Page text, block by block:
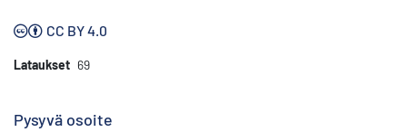
CC BY 4.0
Lataukset 69
Pysyvä osoite